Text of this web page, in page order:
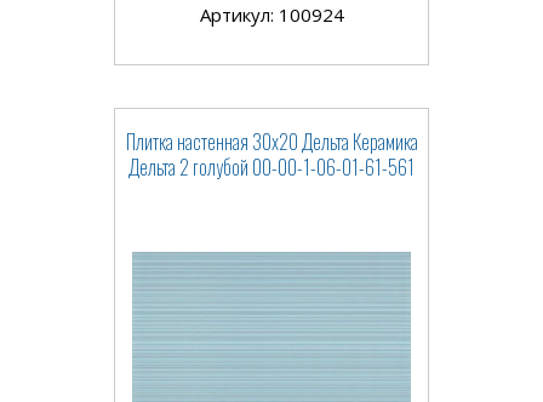
Артикул: 100924
Плитка настенная 30x20 Дельта Керамика
Дельта 2 голубой 00-00-1-06-01-61-561